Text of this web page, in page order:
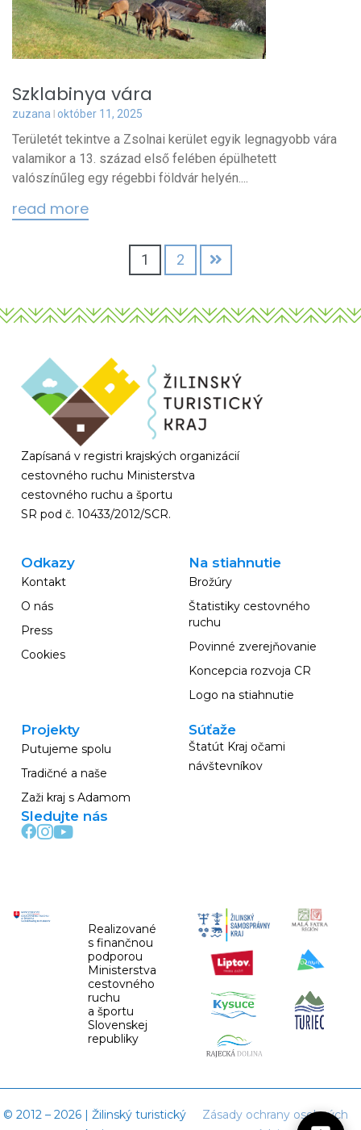
Szklabinya vára
zuzana október 11, 2025
Területét tekintve a Zsolnai kerület egyik legnagyobb vára
valamikor a 13. század első felében épülhetett
valószínűleg egy régebbi földvár helyén....
read more
1 2
Zapísaná v registri krajských organizácií
cestovného ruchu Ministerstva
cestovného ruchu a športu
SR pod č. 10433/2012/SCR.
Odkazy
Kontakt
O nás
Press
Cookies
Na stiahnutie
Brožúry
Štatistiky cestovného
ruchu
Povinné zverejňovanie
Koncepcia rozvoja CR
Logo na stiahnutie
Projekty
Putujeme spolu
Tradičné a naše
Zaži kraj s Adamom
Sledujte nás
Súťaže
Štatút Kraj očami
návštevníkov
Realizované
s finančnou
podporou
Ministerstva
cestovného
ruchu
a športu
Slovenskej
republiky
© 2012 – 2026 | Žilinský turistický
Zásady ochrany osobných